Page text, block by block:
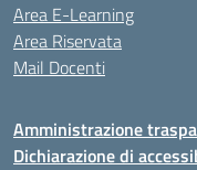
Area E-Learning
Area Riservata
Mail Docenti
Amministrazione
Dichiarazione di